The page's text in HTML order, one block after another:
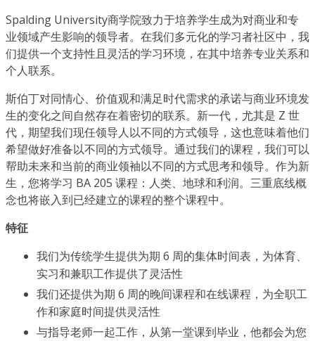
Spalding University商学院致力于培养学生成为对商业和专
业领域产生影响的领导者。在我们多元化的学习者社区中，我
们提供一个支持性且灵活的学习环境，在其中培养专业关系和
个人联系。
斯伯丁对同情心、价值观和满足时代需求的承诺与商业环境发
生的变化之间自然存在着密切的联系。新一代，尤其是 Z 世
代，期望我们现任领导人以不同的方式领导，这也意味着他们
希望做好准备以不同的方式领导。通过我们的课程，我们可以
帮助未来和当前的商业领袖以不同的方式思考和领导。作为新
生，您将学习 BA 205 课程：人类、地球和利润。三重底线概
念也将嵌入到已经建立的课程的整个课程中。
特征
我们为传统学生提供为期 6 周的集体时间表，为体育、
实习和兼职工作提供了灵活性
我们还提供为期 6 周的晚间课程和在线课程，为全职工
作和家庭时间提供灵活性
与指导老师一起工作，从第一堂课到毕业，他都会为您